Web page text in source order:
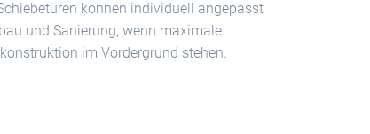
können individuell angepasst
und Sanierung, wenn maximale
im Vordergrund stehen.